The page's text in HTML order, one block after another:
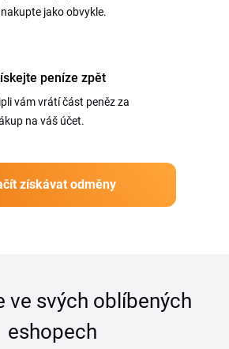
jako obvykle.
peníze zpět
vám vrátí část peněz za
na váš účet.
získávat odměny
ve svých oblíbených
eshopech